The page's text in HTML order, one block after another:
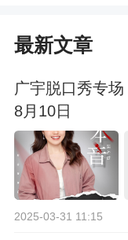
最新文章
广宇脱口秀专
8月10日
2025-03-31 11:15